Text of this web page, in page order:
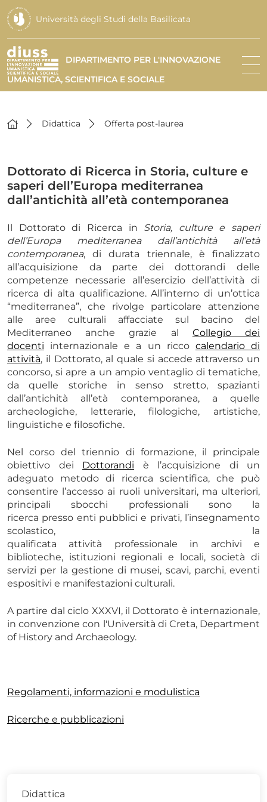
Università degli Studi della Basilicata
DIPARTIMENTO PER L'INNOVAZIONE
UMANISTICA, SCIENTIFICA E SOCIALE
Didattica Offerta post-laurea
Dottorato di Ricerca in Storia, culture e
saperi dell’Europa mediterranea
dall’antichità all’età contemporanea
Il Dottorato di Ricerca in Storia, culture e saperi
dell’Europa mediterranea dall’antichità all’età
contemporanea, di durata triennale, è finalizzato
all’acquisizione da parte dei dottorandi delle
competenze necessarie all’esercizio dell’attività di
ricerca di alta qualificazione. All’interno di un’ottica
“mediterranea”, che rivolge particolare attenzione
alle aree culturali affacciate sul bacino del
Mediterraneo anche grazie al Collegio dei
docenti internazionale e a un ricco calendario di
attività, il Dottorato, al quale si accede attraverso un
concorso, si apre a un ampio ventaglio di tematiche,
da quelle storiche in senso stretto, spazianti
dall’antichità all’età contemporanea, a quelle
archeologiche, letterarie, filologiche, artistiche,
linguistiche e filosofiche.
Nel corso del triennio di formazione, il principale
obiettivo dei Dottorandi è l’acquisizione di un
adeguato metodo di ricerca scientifica, che può
consentire l’accesso ai ruoli universitari, ma ulteriori,
principali sbocchi professionali sono la
ricerca presso enti pubblici e privati, l’insegnamento
scolastico, la
qualificata attività professionale in archivi e
biblioteche, istituzioni regionali e locali, società di
servizi per la gestione di musei, scavi, parchi, eventi
espositivi e manifestazioni culturali.
A partire dal ciclo XXXVI, il Dottorato è internazionale,
in convenzione con l'Università di Creta, Department
of History and Archaeology.
Regolamenti, informazioni e modulistica
Ricerche e pubblicazioni
Didattica